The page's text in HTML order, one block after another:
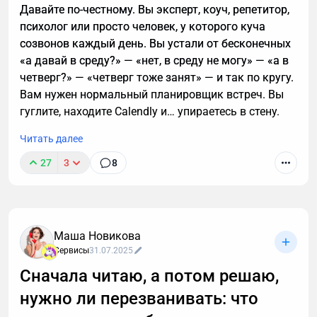
Давайте по-честному. Вы эксперт, коуч, репетитор,
психолог или просто человек, у которого куча
созвонов каждый день. Вы устали от бесконечных
«а давай в среду?» — «нет, в среду не могу» — «а в
четверг?» — «четверг тоже занят» — и так по кругу.
Вам нужен нормальный планировщик встреч. Вы
гуглите, находите Calendly и… упираетесь в стену.
Читать далее
27 3 8
Маша Новикова
Сервисы31.07.2025
Сначала читаю, а потом решаю,
нужно ли перезванивать: что